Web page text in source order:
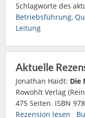
Schlagworte des
Betriebsführung,
Leitung
Aktuelle
Jonathan Haidt: Die
Rowohlt Verlag
475 Seiten. ISBN
Rezension lesen